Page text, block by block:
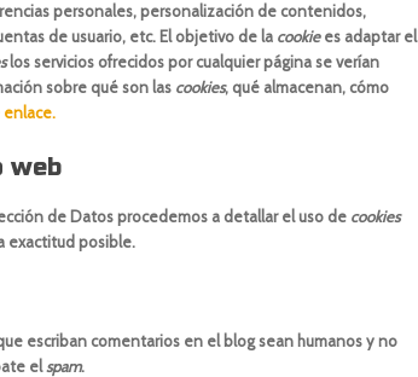
personales, personalización de contenidos,
de usuario, etc. El objetivo de la cookiees adaptar el
los servicios ofrecidos por cualquier página se verían
sobre qué son las cookies, qué almacenan, cómo
enlace.
web
de Datos procedemos a detallar el uso de cookies
exactitud posible.
escriban comentarios en el blog sean humanos y no
elspam.